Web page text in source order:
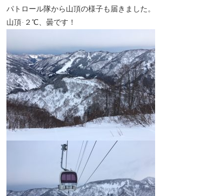
パトロール隊から山頂の様子も届きました。
山頂-２℃、曇です！